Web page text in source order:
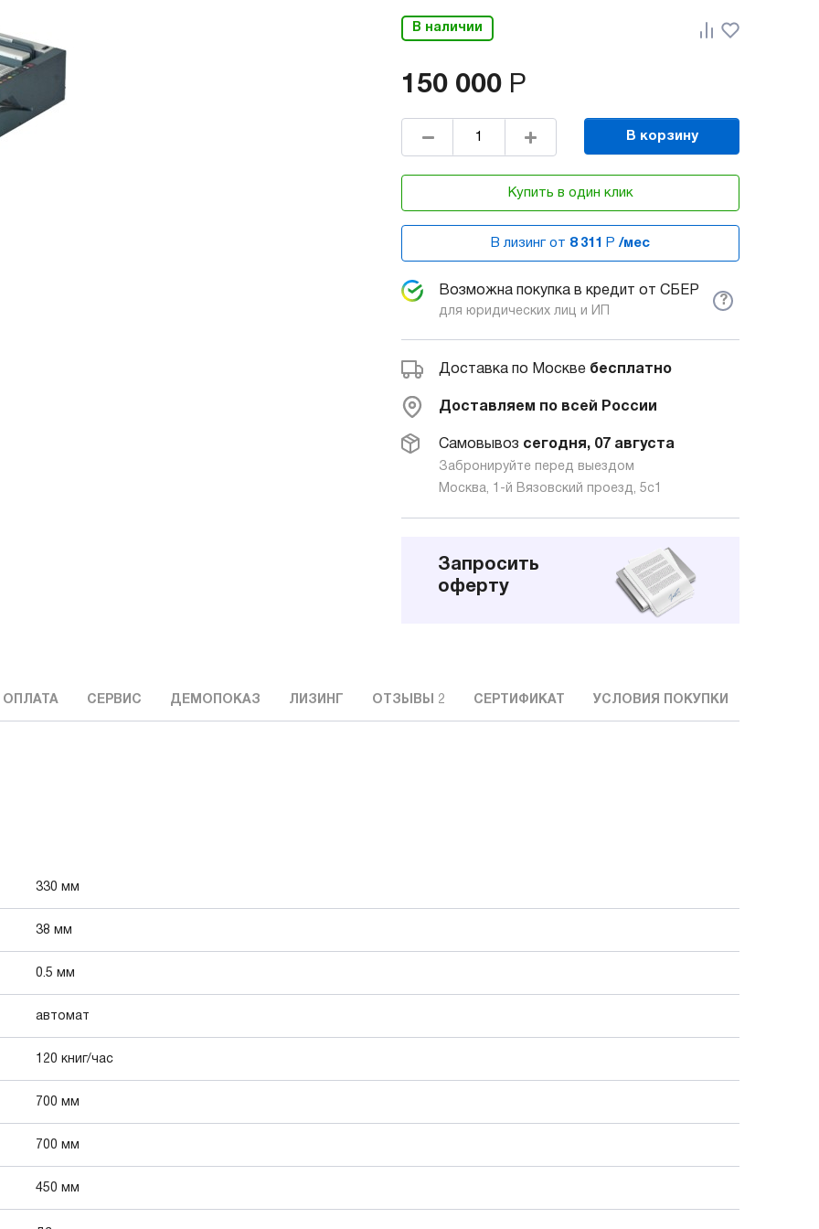
В наличии
150 000 Р
В корзину
Купить в один клик
В лизинг от 8 311 Р /мес
Возможна покупка в кредит от СБЕР
для юридических лиц и ИП
?
Доставка по Москве бесплатно
Доставляем по всей России
Самовывоз сегодня, 07 августа
Забронируйте перед выездом
Москва, 1-й Вязовский проезд, 5с1
Запросить
оферту
СЕРВИС ДЕМОПОКАЗ ЛИЗИНГ ОТЗЫВЫ 2 СЕРТИФИКАТ УСЛОВИЯ ПОКУПКИ
330 мм
38 мм
0.5 мм
автомат
120 книг/час
700 мм
700 мм
450 мм